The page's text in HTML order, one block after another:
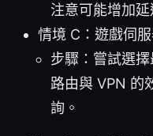
注意可能增加
情境 C：遊戲伺
步驟：嘗試選
路由與 VPN 的
詢。